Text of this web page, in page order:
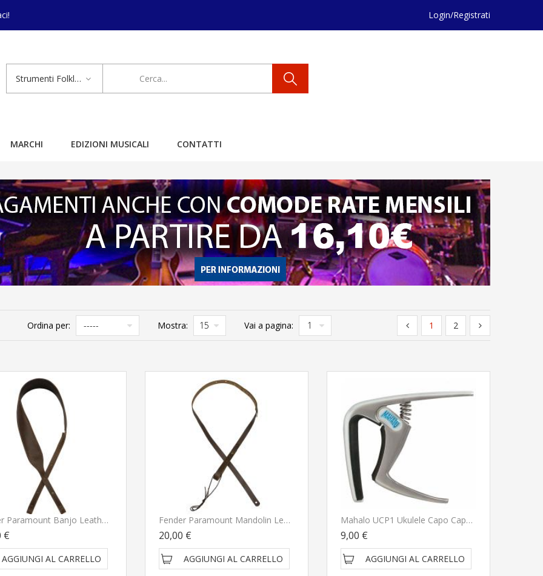
Login/Registrati
Strumenti Folkloristici
MARCHI EDIZIONI MUSICALI CONTATTI
Ordina per: Mostra: Vai a pagina: 1 2
Fender Paramount Banjo Leather Strap Brown Tracolla Per Banjo
€
AGGIUNGI AL CARRELLO
Fender Paramount Mandolin Leather Strap Brown Tracolla Per Mandolino
20,00 €
AGGIUNGI AL CARRELLO
Mahalo UCP1 Ukulele Capo Capotasto Per Ukulele
9,00 €
AGGIUNGI AL CARRELLO